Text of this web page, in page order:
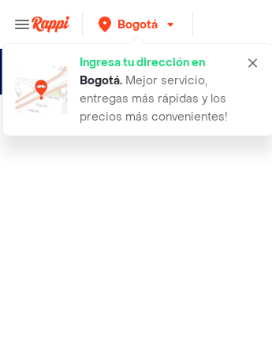
Bogotá
Ingresa tu dirección en
Bogotá. Mejor servicio,
entregas más rápidas y los
precios más convenientes!
diadema para computador por conexio